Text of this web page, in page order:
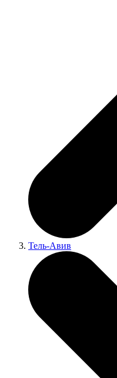
Тель-Авив